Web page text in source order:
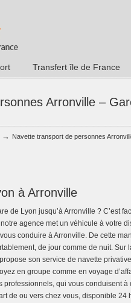
Transfert île de France
Arronville –
→ Navette transport de personnes
à Arronville
de Lyon jusqu’à Arronville ? C’est
agence met un véhicule à votre
conduire à Arronville. De cette
de jour comme de nuit. Sur
son service de navette
en groupe comme en voyage
professionnels, qui vous conduisent
de ou vers chez vous, disponible 24